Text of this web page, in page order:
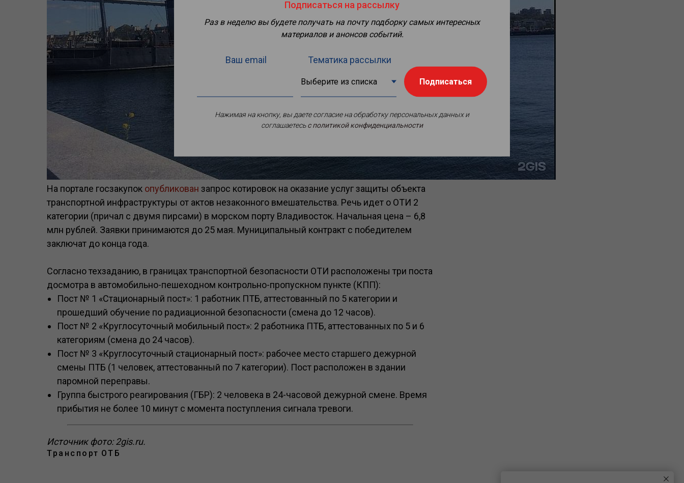
На портале госзакупок опубликован запрос котировок на оказание услуг защиты объекта
транспортной инфраструктуры от актов незаконного вмешательства. Речь идет о ОТИ 2
категории (причал с двумя пирсами) в морском порту Владивосток. Начальная цена – 6,8
млн рублей. Заявки принимаются до 25 мая. Муниципальный контракт с победителем
заключат до конца года.
Согласно техзаданию, в границах транспортной безопасности ОТИ расположены три поста
досмотра в автомобильно-пешеходном контрольно-пропускном пункте (КПП):
Пост № 1 «Стационарный пост»: 1 работник ПТБ, аттестованный по 5 категории и
прошедший обучение по радиационной безопасности (смена до 12 часов).
Пост № 2 «Круглосуточный мобильный пост»: 2 работника ПТБ, аттестованных по 5 и 6
категориям (смена до 24 часов).
Пост № 3 «Круглосуточный стационарный пост»: рабочее место старшего дежурной
смены ПТБ (1 человек, аттестованный по 7 категории). Пост расположен в здании
паромной переправы.
Группа быстрого реагирования (ГБР): 2 человека в 24-часовой дежурной смене. Время
прибытия не более 10 минут с момента поступления сигнала тревоги.
Источник фото: 2gis.ru.
Транспорт ОТБ
Подписаться на рассылку
Раз в неделю вы будете получать на почту подборку самых интересных
материалов и анонсов событий.
Ваш email Тематика рассылки
Подписаться
Нажимая на кнопку, вы даете согласие на обработку персональных данных и
соглашаетесьc политикой конфиденциальности